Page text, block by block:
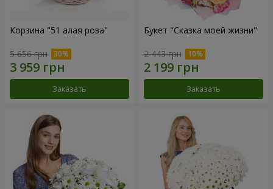
Корзина "51 алая роза"
5 656 грн
Заказать
Букет "Сказка моей жизни"
2 443 грн
Заказать